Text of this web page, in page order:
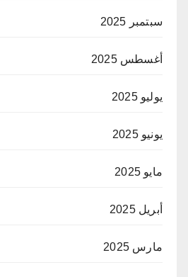
سبتمبر 2025
أغسطس 2025
يوليو 2025
يونيو 2025
مايو 2025
أبريل 2025
مارس 2025